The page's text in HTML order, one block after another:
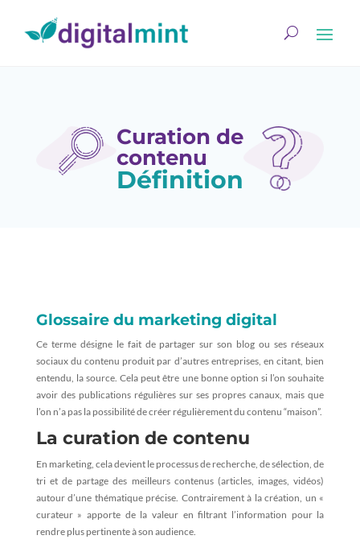
Curation de
contenu
Définition
Glossaire du marketing digital
Ce terme désigne le fait de partager sur son blog ou ses réseaux
sociaux du contenu produit par d’autres entreprises, en citant, bien
entendu, la source. Cela peut être une bonne option si l’on souhaite
avoir des publications régulières sur ses propres canaux, mais que
l’on n’a pas la possibilité de créer régulièrement du contenu “maison”.
La curation de contenu
En marketing, cela devient le processus de recherche, de sélection, de
tri et de partage des meilleurs contenus (articles, images, vidéos)
autour d’une thématique précise . Contrairement à la création, un «
curateur » apporte de la valeur en filtrant l’information pour la
rendre plus pertinente à son audience.